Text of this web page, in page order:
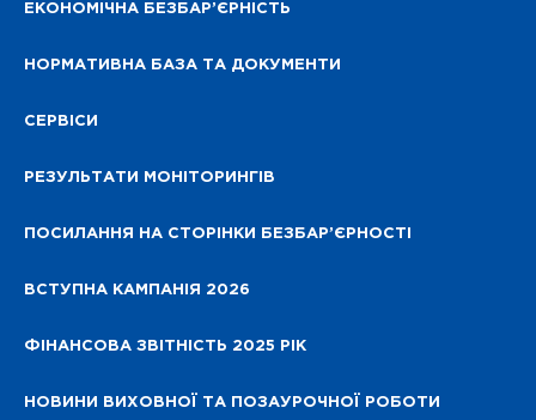
ЕКОНОМІЧНА БЕЗБАР’ЄРНІСТЬ
НОРМАТИВНА БАЗА ТА ДОКУМЕНТИ
СЕРВІСИ
РЕЗУЛЬТАТИ МОНІТОРИНГІВ
ПОСИЛАННЯ НА СТОРІНКИ БЕЗБАР’ЄРНОСТІ
ВСТУПНА КАМПАНІЯ 2026
ФІНАНСОВА ЗВІТНІСТЬ 2025 РІК
НОВИНИ ВИХОВНОЇ ТА ПОЗАУРОЧНОЇ РОБОТИ